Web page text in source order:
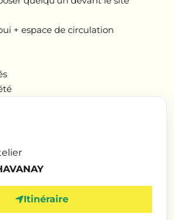
+ espace de circulation
Itinéraire